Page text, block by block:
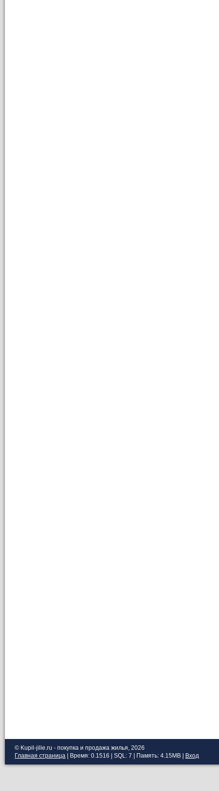
© Kupil-jilie.ru - покупка и продажа жилья, 2026
Главная страница | Время: 0.1516 | SQL: 7 | Память: 4.15MB Вход